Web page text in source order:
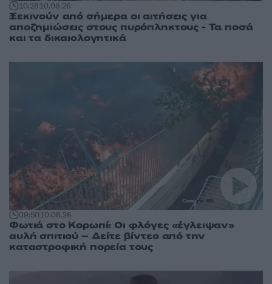
10:2810.08.26
Ξεκινούν από σήμερα οι αιτήσεις για
αποζημιώσεις στους πυρόπληκτους - Τα ποσά
και τα δικαιολογητικά
09:5010.08.26
Φωτιά στο Κορωπί: Οι φλόγες «έγλειψαν»
αυλή σπιτιού – Δείτε βίντεο από την
καταστροφική πορεία τους